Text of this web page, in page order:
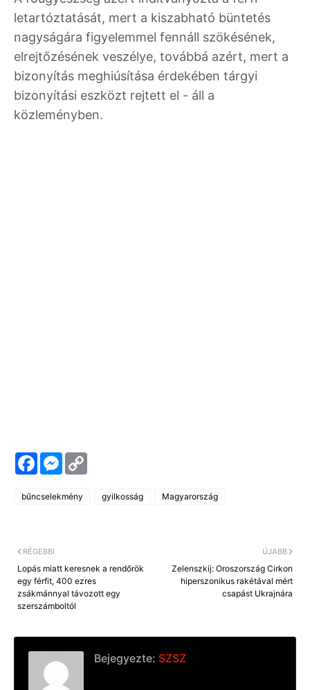
letartóztatását, mert a kiszabható büntetés
nagyságára figyelemmel fennáll szökésének,
elrejtőzésének veszélye, továbbá azért, mert a
bizonyítás meghiúsítása érdekében tárgyi
bizonyítási eszközt rejtett el - áll a
közleményben.
F
a
e
b
M
e
s
e
bűncselekmény gyilkosság Magyarország
ÚJABB
Zelenszkij: Oroszország Cirkon
hiperszonikus rakétával mért
csapást Ukrajnára
RÉGEBBI
Lopás miatt keresnek a rendőrök
egy férfit, 400 ezres
zsákmánnyal távozott egy
szerszámboltól
Bejegyezte: SZSZ